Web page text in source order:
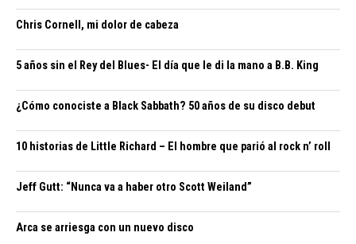
Chris Cornell, mi dolor de cabeza
5 años sin el Rey del Blues- El día que le di la mano a B.B. King
¿Cómo conociste a Black Sabbath? 50 años de su disco debut
10 historias de Little Richard – El hombre que parió al rock n’ roll
Jeff Gutt: “Nunca va a haber otro Scott Weiland”
Arca se arriesga con un nuevo disco